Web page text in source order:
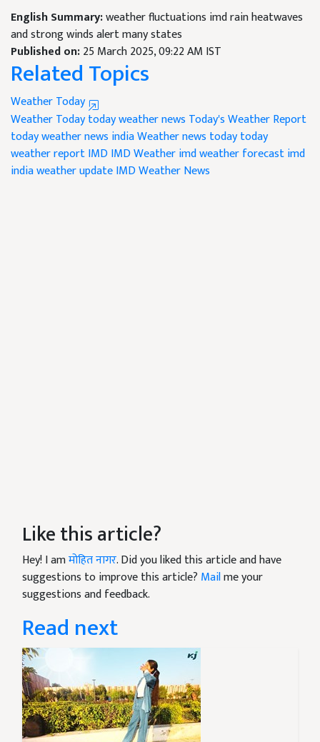
English Summary:weather fluctuations imd rain heatwaves
and strong winds alert many states
Published on:25 March 2025, 09:22 AM IST
Related Topics
Weather Today
Weather Todaytoday weather news Today's Weather Report
today weather news indiaWeather news todaytoday
weather reportIMDIMD Weatherimd weather forecastimd
india weather updateIMD Weather News
Like this article?
Hey! I amमोहित नागर. Did you liked this article and have
suggestions to improve this article? Mailme your
suggestions and feedback.
Read next